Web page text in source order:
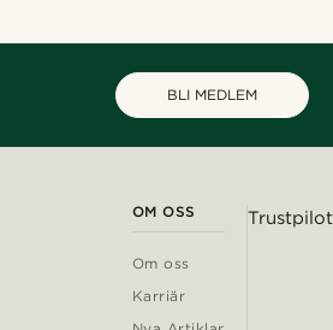
BLI MEDLEM
OM OSS
Om oss
Karriär
Trustpilot